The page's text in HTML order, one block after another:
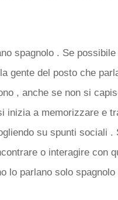
spagnolo . Se
gente del posto che
, anche se non si
inizia a memorizzare e
su spunti sociali
o interagire con
lo parlano solo